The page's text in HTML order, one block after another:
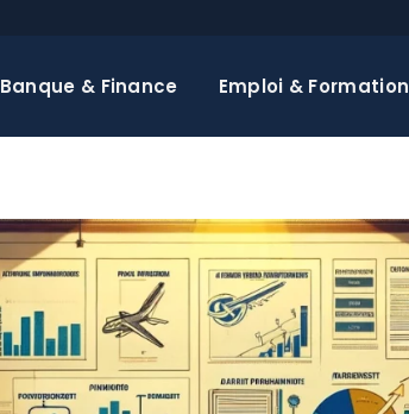
Banque & Finance Emploi & Formation